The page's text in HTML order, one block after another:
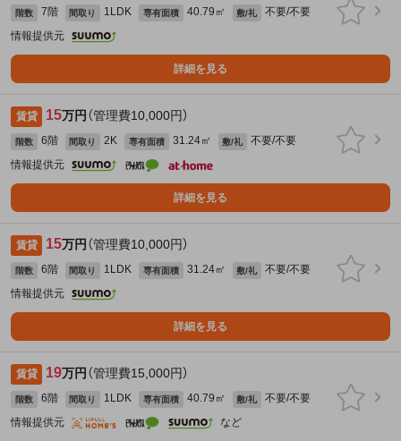
階数 7階 間取り 1LDK 専有面積 40.79㎡ 敷/礼
不要/不要
情報提供元
詳細を見る
賃貸 15万円 （管理費10,000円）
階数 6階 間取り 2K 専有面積 31.24㎡ 敷/礼
不要/不要
情報提供元
詳細を見る
賃貸 15万円 （管理費10,000円）
階数 6階 間取り 1LDK 専有面積 31.24㎡ 敷/礼
不要/不要
情報提供元
詳細を見る
賃貸 19万円 （管理費15,000円）
階数 6階 間取り 1LDK 専有面積 40.79㎡ 敷/礼
不要/不要
情報提供元
など